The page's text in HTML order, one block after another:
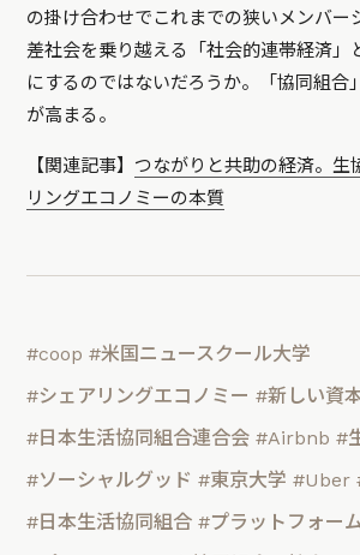
の掛け合わせでこれまでの狭いメンバー
差社会を乗り越える「社会的連帯経済」
にするのではないだろうか。「協同組合
が高まる。
【関連記事】 つながりと共助の経済。生
リングエコノミーの本質
#coop #米国ニュースクール大学
#シェアリングエコノミー #新しい資
#日本生活協同組合連合会 #Airbnb #
#ソーシャルグッド #東京大学 #Uber
#日本生活協同組合 #プラットフォー